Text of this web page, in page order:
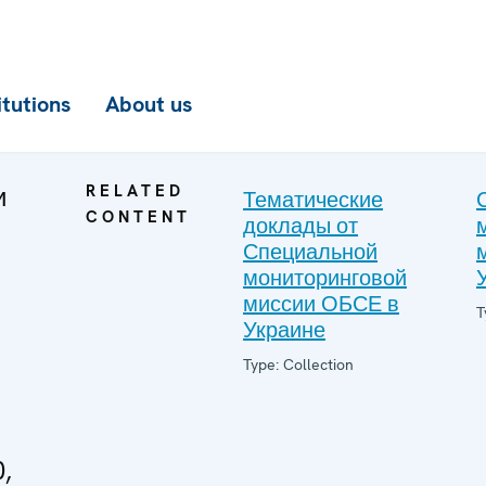
About us
RELATED
CONTENT
Тематические
доклады от
Специальной
мониторинговой
миссии ОБСЕ в
Украине
Type: Collection